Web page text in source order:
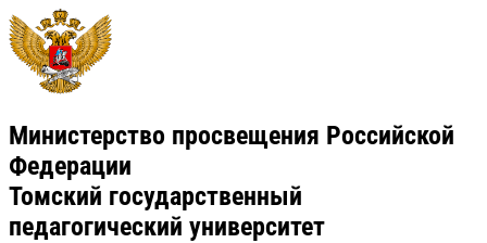
Министерство просвещения Российской
Федерации
Томский государственный
педагогический университет